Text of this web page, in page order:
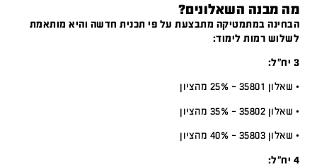
מה מבנה השאלונים?
הבחינה במתמטיקה מתבצעת על פי תכנית חדשה והיא מותאמת
לשלוש רמות לימוד:
3 יח”ל:
• שאלון 35801 – 25% מהציון
• שאלון 35802 – 35% מהציון
• שאלון 35803 – 40% מהציון
4 יח”ל: